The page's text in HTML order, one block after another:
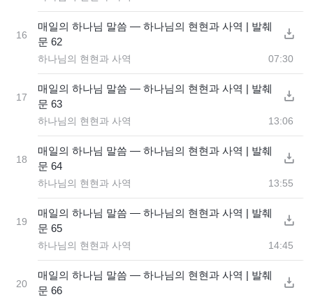
16
매일의 하나님 말씀 ― 하나님의 현현과 사역 | 발췌
문 62
하나님의 현현과 사역 07:30
17
매일의 하나님 말씀 ― 하나님의 현현과 사역 | 발췌
문 63
하나님의 현현과 사역 13:06
18
매일의 하나님 말씀 ― 하나님의 현현과 사역 | 발췌
문 64
하나님의 현현과 사역 13:55
19
매일의 하나님 말씀 ― 하나님의 현현과 사역 | 발췌
문 65
하나님의 현현과 사역 14:45
20
매일의 하나님 말씀 ― 하나님의 현현과 사역 | 발췌
문 66